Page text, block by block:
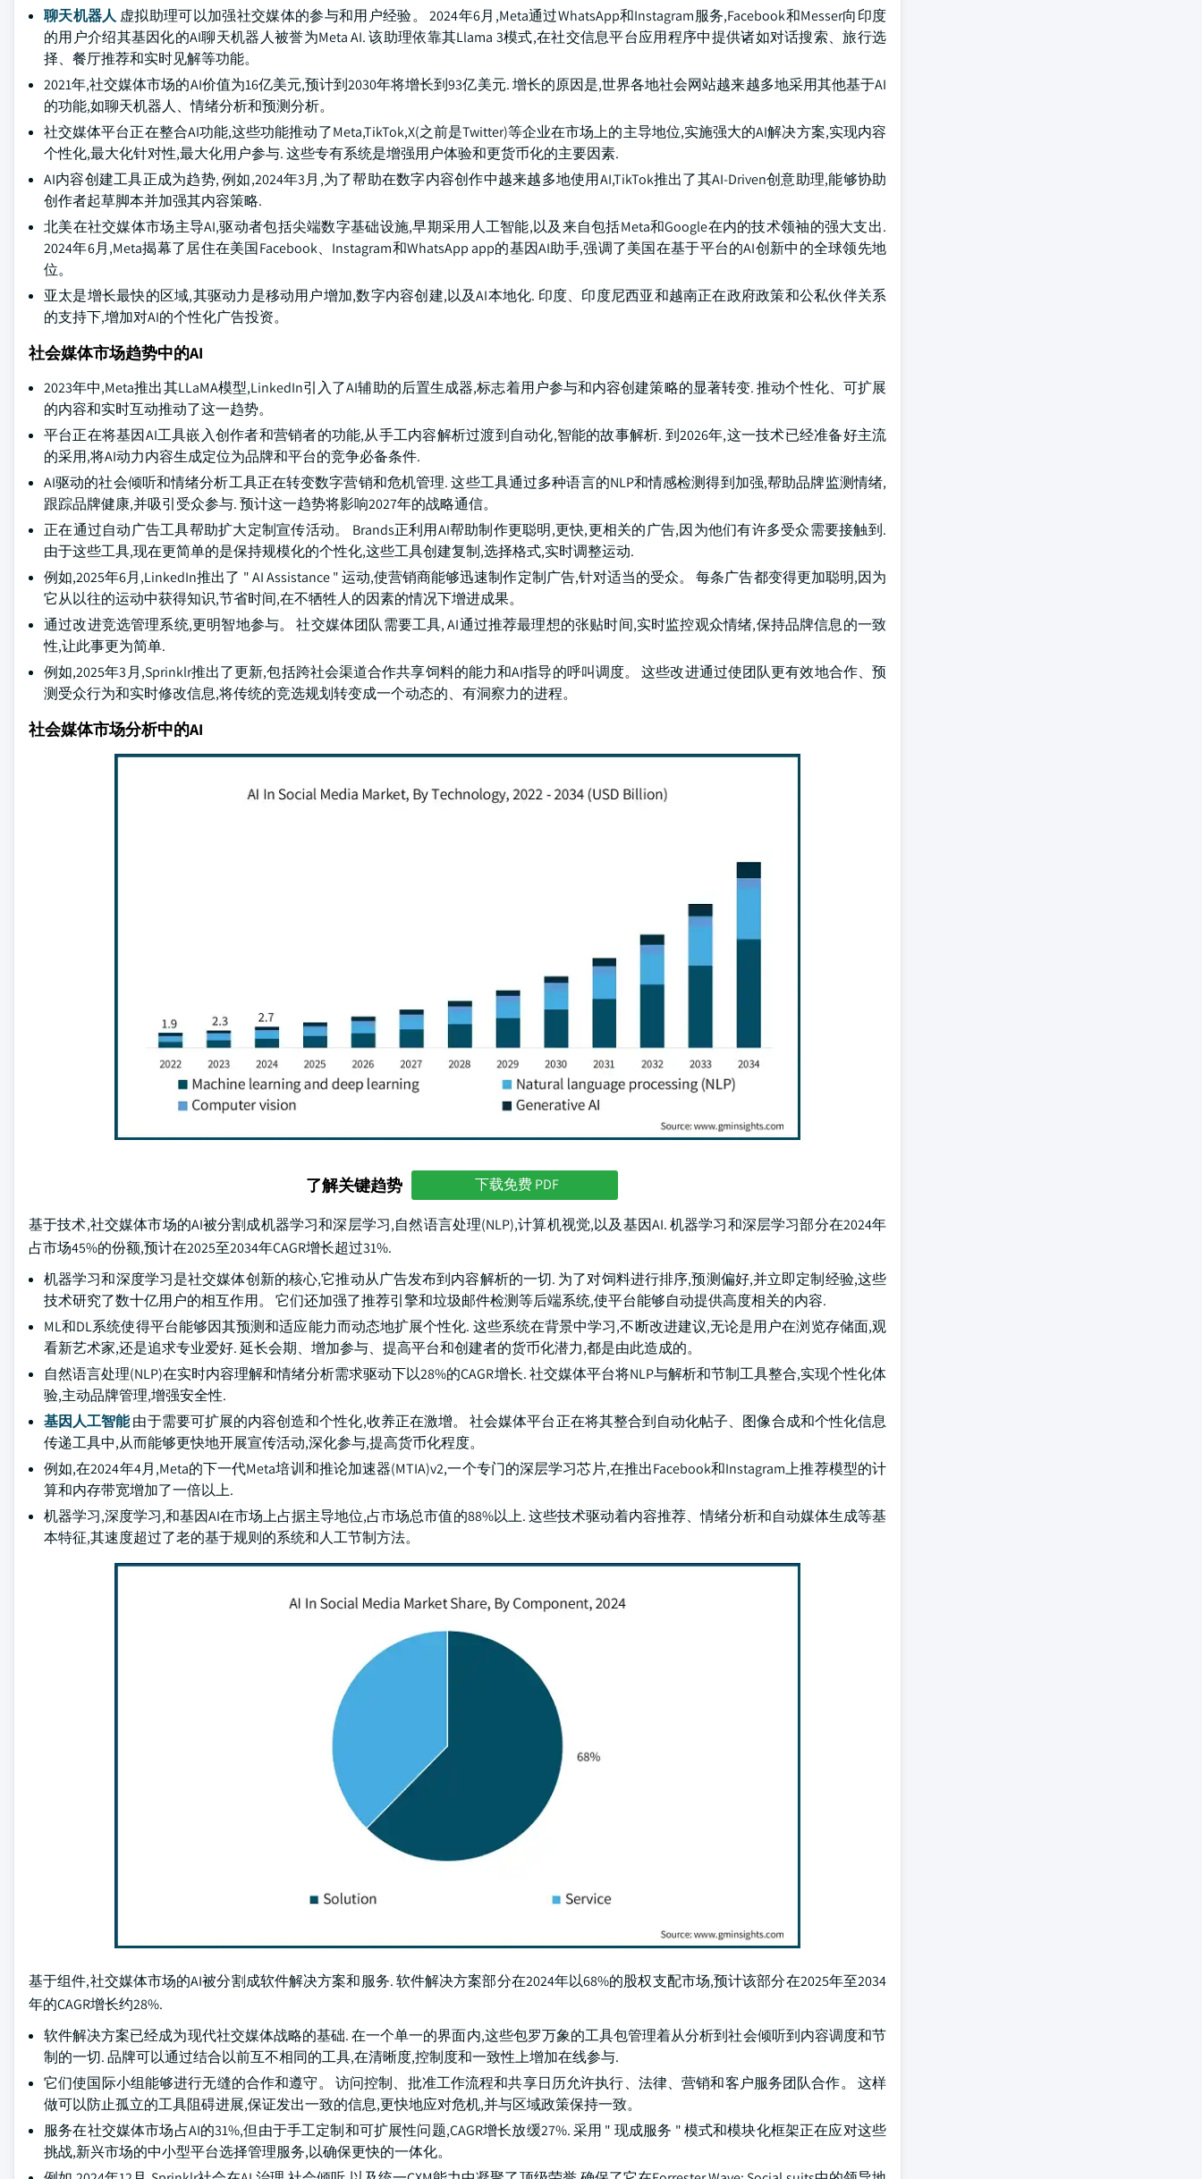
聊天机器人 虚拟助理可以加强社交媒体的参与和用户经验。 2024年6月,Meta通过WhatsApp和Instagram服务,Facebook和Messer向印度
的用户介绍其基因化的AI聊天机器人被誉为Meta AI. 该助理依靠其Llama 3模式,在社交信息平台应用程序中提供诸如对话搜索、旅行选
择、餐厅推荐和实时见解等功能。
2021年,社交媒体市场的AI价值为16亿美元,预计到2030年将增长到93亿美元. 增长的原因是,世界各地社会网站越来越多地采用其他基于AI
的功能,如聊天机器人、情绪分析和预测分析。
社交媒体平台正在整合AI功能,这些功能推动了Meta,TikTok,X(之前是Twitter)等企业在市场上的主导地位,实施强大的AI解决方案,实现内容
个性化,最大化针对性,最大化用户参与. 这些专有系统是增强用户体验和更货币化的主要因素.
AI内容创建工具正成为趋势, 例如,2024年3月,为了帮助在数字内容创作中越来越多地使用AI,TikTok推出了其AI-Driven创意助理,能够协助
创作者起草脚本并加强其内容策略.
北美在社交媒体市场主导AI,驱动者包括尖端数字基础设施,早期采用人工智能,以及来自包括Meta和Google在内的技术领袖的强大支出.
2024年6月,Meta揭幕了居住在美国Facebook、Instagram和WhatsApp app的基因AI助手,强调了美国在基于平台的AI创新中的全球领先地
位。
亚太是增长最快的区域,其驱动力是移动用户增加,数字内容创建,以及AI本地化. 印度、印度尼西亚和越南正在政府政策和公私伙伴关系
的支持下,增加对AI的个性化广告投资。
社会媒体市场趋势中的AI
2023年中,Meta推出其LLaMA模型,LinkedIn引入了AI辅助的后置生成器,标志着用户参与和内容创建策略的显著转变. 推动个性化、可扩展
的内容和实时互动推动了这一趋势。
平台正在将基因AI工具嵌入创作者和营销者的功能,从手工内容解析过渡到自动化,智能的故事解析. 到2026年,这一技术已经准备好主流
的采用,将AI动力内容生成定位为品牌和平台的竞争必备条件.
AI驱动的社会倾听和情绪分析工具正在转变数字营销和危机管理. 这些工具通过多种语言的NLP和情感检测得到加强,帮助品牌监测情绪,
跟踪品牌健康,并吸引受众参与. 预计这一趋势将影响2027年的战略通信。
正在通过自动广告工具帮助扩大定制宣传活动。 Brands正利用AI帮助制作更聪明,更快,更相关的广告,因为他们有许多受众需要接触到.
由于这些工具,现在更简单的是保持规模化的个性化,这些工具创建复制,选择格式,实时调整运动.
例如,2025年6月,LinkedIn推出了 " AI Assistance " 运动,使营销商能够迅速制作定制广告,针对适当的受众。 每条广告都变得更加聪明,因为
它从以往的运动中获得知识,节省时间,在不牺牲人的因素的情况下增进成果。
通过改进竞选管理系统,更明智地参与。 社交媒体团队需要工具, AI通过推荐最理想的张贴时间,实时监控观众情绪,保持品牌信息的一致
性,让此事更为简单.
例如,2025年3月,Sprinklr推出了更新,包括跨社会渠道合作共享饲料的能力和AI指导的呼叫调度。 这些改进通过使团队更有效地合作、预
测受众行为和实时修改信息,将传统的竞选规划转变成一个动态的、有洞察力的进程。
社会媒体市场分析中的AI
了解关键趋势 下载免费 PDF
基于技术,社交媒体市场的AI被分割成机器学习和深层学习,自然语言处理(NLP),计算机视觉,以及基因AI. 机器学习和深层学习部分在2024年
占市场45%的份额,预计在2025至2034年CAGR增长超过31%.
机器学习和深度学习是社交媒体创新的核心,它推动从广告发布到内容解析的一切. 为了对饲料进行排序,预测偏好,并立即定制经验,这些
技术研究了数十亿用户的相互作用。 它们还加强了推荐引擎和垃圾邮件检测等后端系统,使平台能够自动提供高度相关的内容.
ML和DL系统使得平台能够因其预测和适应能力而动态地扩展个性化. 这些系统在背景中学习,不断改进建议,无论是用户在浏览存储面,观
看新艺术家,还是追求专业爱好. 延长会期、增加参与、提高平台和创建者的货币化潜力,都是由此造成的。
自然语言处理(NLP)在实时内容理解和情绪分析需求驱动下以28%的CAGR增长. 社交媒体平台将NLP与解析和节制工具整合,实现个性化体
验,主动品牌管理,增强安全性.
基因人工智能由于需要可扩展的内容创造和个性化,收养正在激增。 社会媒体平台正在将其整合到自动化帖子、图像合成和个性化信息
传递工具中,从而能够更快地开展宣传活动,深化参与,提高货币化程度。
例如,在2024年4月,Meta的下一代Meta培训和推论加速器(MTIA)v2,一个专门的深层学习芯片,在推出Facebook和Instagram上推荐模型的计
算和内存带宽增加了一倍以上.
机器学习,深度学习,和基因AI在市场上占据主导地位,占市场总市值的88%以上. 这些技术驱动着内容推荐、情绪分析和自动媒体生成等基
本特征,其速度超过了老的基于规则的系统和人工节制方法。
基于组件,社交媒体市场的AI被分割成软件解决方案和服务. 软件解决方案部分在2024年以68%的股权支配市场,预计该部分在2025年至2034
年的CAGR增长约28%.
软件解决方案已经成为现代社交媒体战略的基础. 在一个单一的界面内,这些包罗万象的工具包管理着从分析到社会倾听到内容调度和节
制的一切. 品牌可以通过结合以前互不相同的工具,在清晰度,控制度和一致性上增加在线参与.
它们使国际小组能够进行无缝的合作和遵守。 访问控制、批准工作流程和共享日历允许执行、法律、营销和客户服务团队合作。 这样
做可以防止孤立的工具阻碍进展,保证发出一致的信息,更快地应对危机,并与区域政策保持一致。
服务在社交媒体市场占AI的31%,但由于手工定制和可扩展性问题,CAGR增长放缓27%. 采用 " 现成服务 " 模式和模块化框架正在应对这些
挑战,新兴市场的中小型平台选择管理服务,以确保更快的一体化。